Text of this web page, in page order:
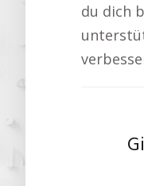
du dich